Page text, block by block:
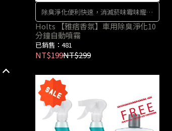
除臭淨化便利快速，消滅菸味霉味寵物
味等臭味
Holts 【雅痞香氛】車用除臭淨化10
分鐘自動噴霧
已銷售：481
NT$199NT$299